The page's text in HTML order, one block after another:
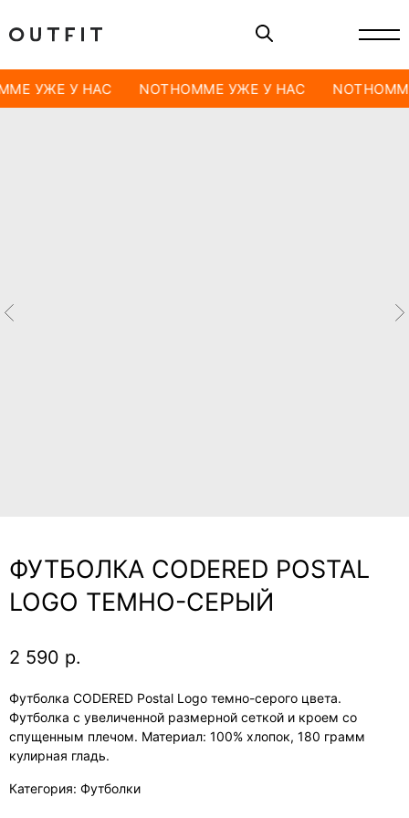
УЖЕ У НАС NOTHOMME УЖЕ У НАС
ФУТБОЛКА CODERED POSTAL
LOGO ТЕМНО-СЕРЫЙ
2 590 р.
Футболка CODERED Postal Logo темно-серого цвета.
Футболка с увеличенной размерной сеткой и кроем со
спущенным плечом. Материал: 100% хлопок, 180 грамм
кулирная гладь.
Категория: Футболки